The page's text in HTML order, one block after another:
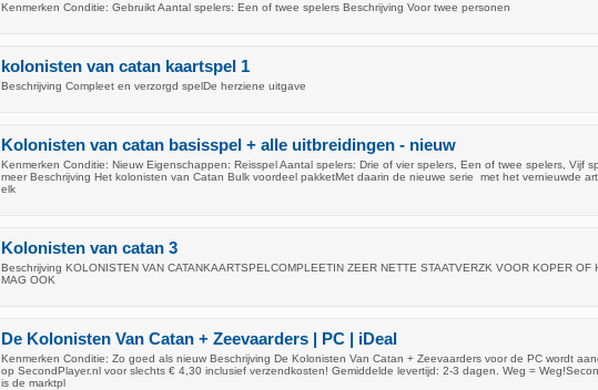
Kenmerken Conditie: Gebruikt Aantal spelers: Een of twee spelers Beschrijving Voor twee personen
kolonisten van catan kaartspel 1
Beschrijving Compleet en verzorgd spelDe herziene uitgave
Kolonisten van catan basisspel + alle uitbreidingen - nieuw
Kenmerken Conditie: Nieuw Eigenschappen: Reisspel Aantal spelers: Drie of vier spelers, Een of twee spelers, Vijf
meer Beschrijving Het kolonisten van Catan Bulk voordeel pakketMet daarin de nieuwe serie met het vernieuwde
elk
Kolonisten van catan 3
Beschrijving KOLONISTEN VAN CATANKAARTSPELCOMPLEETIN ZEER NETTE STAATVERZK VOOR KOPER OF
MAG OOK
De Kolonisten Van Catan + Zeevaarders | PC | iDeal
Kenmerken Conditie: Zo goed als nieuw Beschrijving De Kolonisten Van Catan + Zeevaarders voor de PC wordt
op SecondPlayer.nl voor slechts € 4,30 inclusief verzendkosten! Gemiddelde levertijd: 2-3 dagen. Weg =
is de marktpl